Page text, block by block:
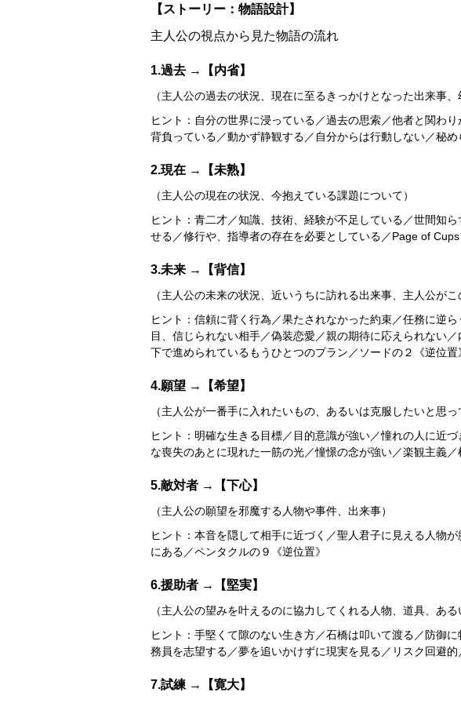
【ストーリー：物語設計】
主人公の視点から見た物語の流れ
1.過去 →【内省】
（主人公の過去の状況、現在に至るきっかけとなった出来事、
ヒント：自分の世界に浸っている／過去の思索／他者と関わ
背負っている／動かず静観する／自分からは行動しない／秘
2.現在 →【未熟】
（主人公の現在の状況、今抱えている課題について）
ヒント：青二才／知識、技術、経験が不足している／世間知
せる／修行や、指導者の存在を必要としている／Page of Cups
3.未来 →【背信】
（主人公の未来の状況、近いうちに訪れる出来事、主人公が
ヒント：信頼に背く行為／果たされなかった約束／任務に逆
目、信じられない相手／偽装恋愛／親の期待に応えられない
下で進められているもうひとつのプラン／ソードの２《逆位置
4.願望 →【希望】
（主人公が一番手に入れたいもの、あるいは克服したいと思
ヒント：明確な生きる目標／目的意識が強い／憧れの人に近
な喪失のあとに現れた一筋の光／憧憬の念が強い／楽観主義
5.敵対者 →【下心】
（主人公の願望を邪魔する人物や事件、出来事）
ヒント：本音を隠して相手に近づく／聖人君子に見える人物
にある／ペンタクルの９《逆位置》
6.援助者 →【堅実】
（主人公の望みを叶えるのに協力してくれる人物、道具、ある
ヒント：手堅くて隙のない生き方／石橋は叩いて渡る／防御
務員を志望する／夢を追いかけずに現実を見る／リスク回避
7.試練 →【寛大】